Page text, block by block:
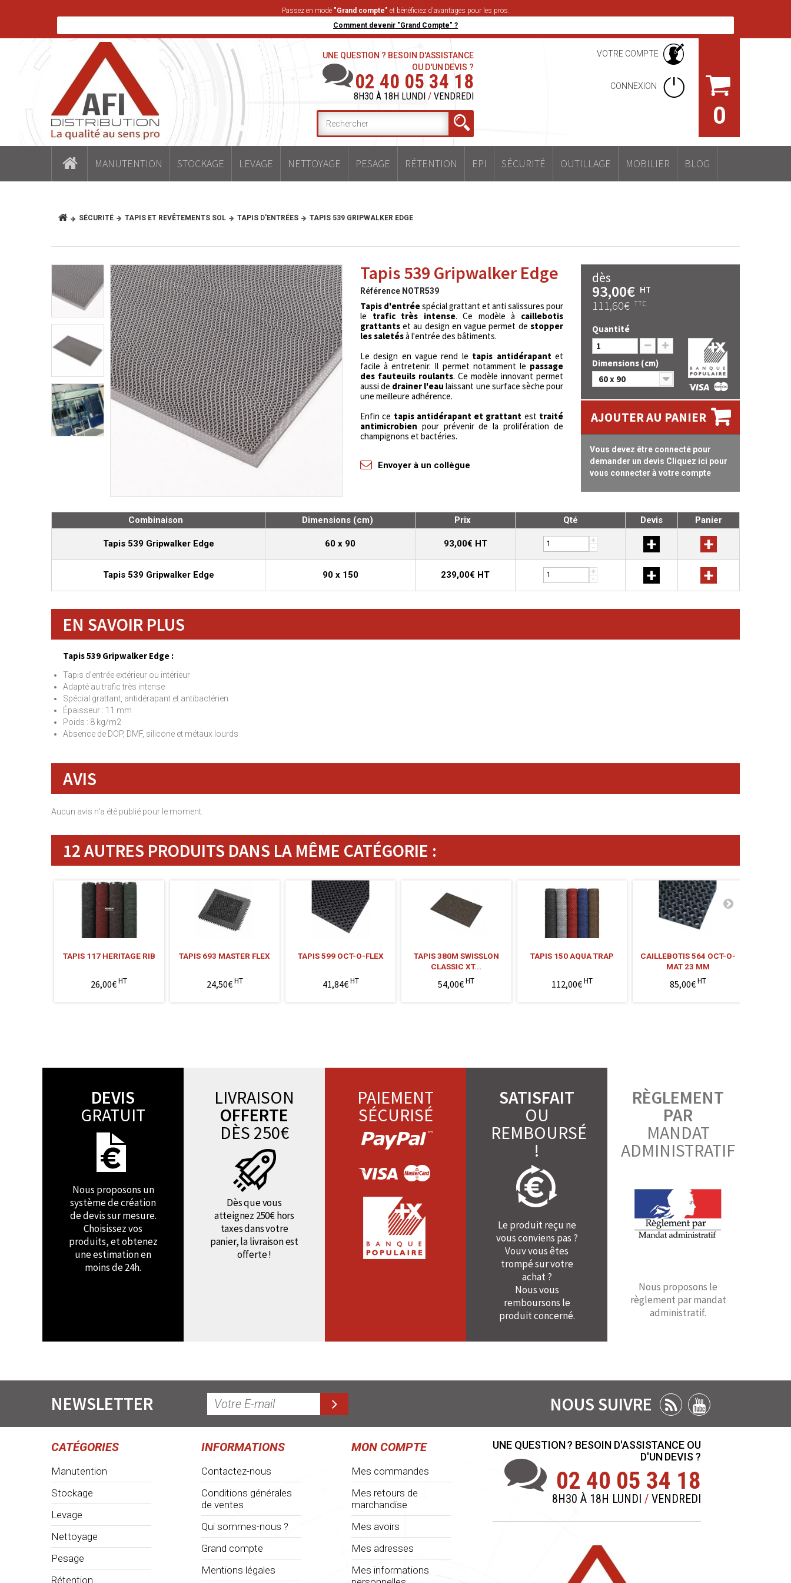
Passez en mode "Grand compte" et bénéficiez d'avantages pour les pros.
Comment devenir "Grand Compte" ?
0
VOTRE COMPTE
CONNEXION
UNE QUESTION ? BESOIN D'ASSISTANCE
OU D'UN DEVIS ?
02 40 05 34 18
8H30 À 18H LUNDI / VENDREDI
MANUTENTION STOCKAGE LEVAGE NETTOYAGE PESAGE RÉTENTION EPI SÉCURITÉ OUTILLAGE MOBILIER BLOG
SÉCURITÉ TAPIS ET REVÊTEMENTS SOL TAPIS D'ENTRÉES TAPIS 539 GRIPWALKER EDGE
Tapis 539 Gripwalker Edge
Référence NOTR539
Tapis d'entréespécial grattant et anti salissures pour
le trafic très intense. Ce modèle à caillebotis
grattantset au design en vague permet de stopper
les saletésà l'entrée des bâtiments.
Le design en vague rend le tapis antidérapantet
facile à entretenir. Il permet notamment le passage
des fauteuils roulants. Ce modèle innovant permet
aussi de drainer l'eau laissant une surface sèche pour
une meilleure adhérence.
Enfin ce tapis antidérapant et grattant est traité
antimicrobien pour prévenir de la prolifération de
champignons et bactéries.
Envoyer à un collègue
dès
93,00€ HT
111,60€ TTC
Quantité
Dimensions (cm)
60 x 90
AJOUTER AU PANIER
Vous devez être connecté pour
demander un devis Cliquez ici pour
vous connecter à votre compte
Combinaison Dimensions (cm) Prix Qté Devis Panier
Tapis 539 Gripwalker Edge 60 x 90 93,00€ HT +
- + +
Tapis 539 Gripwalker Edge 90 x 150 239,00€ HT +
- + +
EN SAVOIR PLUS
Tapis 539 Gripwalker Edge :
Tapis d'entrée extérieur ou intérieur
Adapté au trafic très intense
Spécial grattant, antidérapant et antibactérien
Épaisseur : 11 mm
Poids : 8 kg/m2
Absence de DOP, DMF, silicone et métaux lourds
AVIS
Aucun avis n'a été publié pour le moment.
12 AUTRES PRODUITS DANS LA MÊME CATÉGORIE :
TAPIS 117 HERITAGE RIB
26,00€HT
TAPIS 693 MASTER FLEX
24,50€HT
TAPIS 599 OCT-O-FLEX
41,84€HT
TAPIS 380M SWISSLON
CLASSIC XT...
54,00€HT
TAPIS 150 AQUA TRAP
112,00€HT
CAILLEBOTIS 564 OCT-O-
MAT 23 MM
85,00€HT
DEVIS
GRATUIT
Nous proposons un
système de création
de devis sur mesure.
Choisissez vos
produits, et obtenez
une estimation en
moins de 24h.
LIVRAISON
OFFERTE
DÈS 250€
Dès que vous
atteignez 250€ hors
taxes dans votre
panier, la livraison est
offerte !
PAIEMENT
SÉCURISÉ
SATISFAIT
OU
REMBOURSÉ
!
Le produit reçu ne
vous conviens pas ?
Vouv vous êtes
trompé sur votre
achat ?
Nous vous
remboursons le
produit concerné.
RÈGLEMENT
PAR
MANDAT
ADMINISTRATIF
Nous proposons le
règlement par mandat
administratif.
NEWSLETTER NOUS SUIVRE
CATÉGORIES
Manutention
Stockage
Levage
Nettoyage
Pesage
Rétention
INFORMATIONS
Contactez-nous
Conditions générales
de ventes
Qui sommes-nous ?
Grand compte
Mentions légales
MON COMPTE
Mes commandes
Mes retours de
marchandise
Mes avoirs
Mes adresses
Mes informations
UNE QUESTION ? BESOIN D'ASSISTANCE OU
D'UN DEVIS ?
02 40 05 34 18
8H30 À 18H LUNDI / VENDREDI